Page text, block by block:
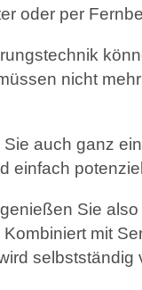
oder per
nicht
auch ganz
einfach
Sie
mit